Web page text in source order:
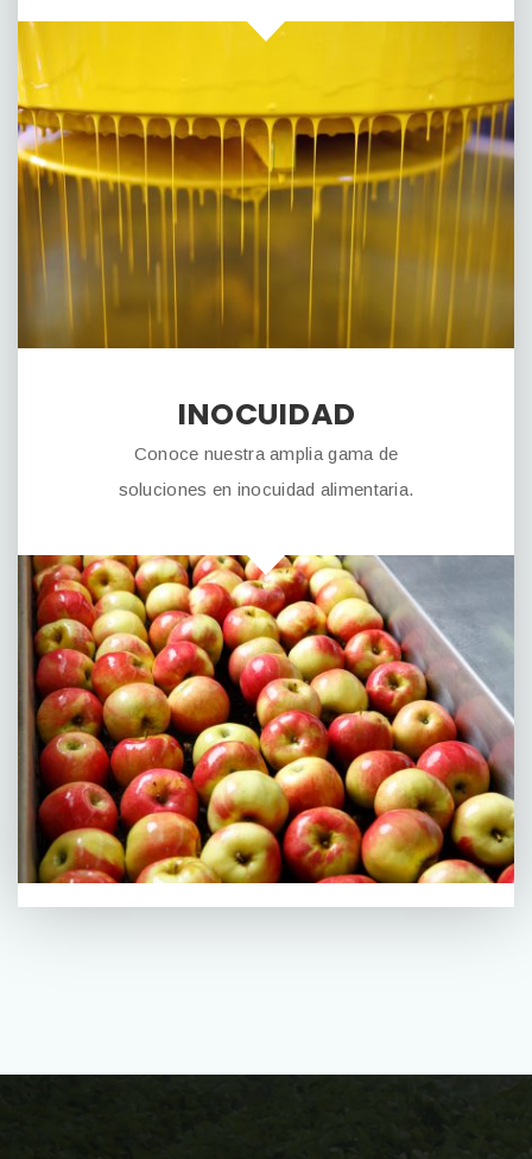
INOCUIDAD
Conoce nuestra amplia gama de
soluciones en inocuidad alimentaria.